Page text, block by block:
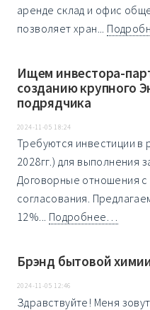
аренде склад и офис
позволяет хран...
Ищем инвестора-
созданию крупного
подрядчика
2024-11-05 18:24
Требуются инвестиции в
2028гг.) для выполнения
Договорные отношения с
согласования.
12%... Подробнее…
Брэнд бытовой
2024-11-05 12:46
Здравствуйте! Меня